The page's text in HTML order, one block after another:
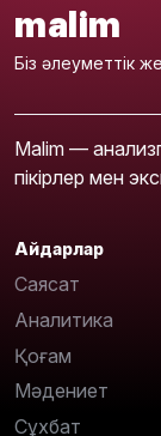
malim
Біз әлеуметтік
Malim —
пікірлер мен
Айдарлар
Саясат
Аналитика
Қоғам
Мәдениет
Сұхбат